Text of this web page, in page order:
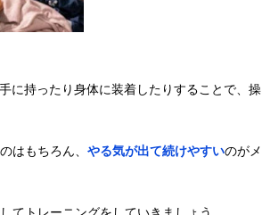
に持ったり身体に装着したりすることで、操
のはもちろん、 やる気が出て続けやすいのがメ